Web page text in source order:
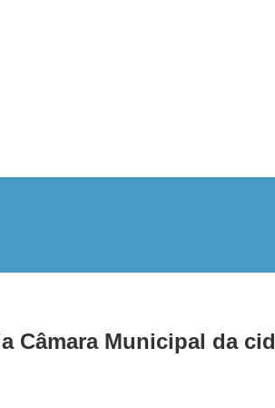
Câmara Municipal da